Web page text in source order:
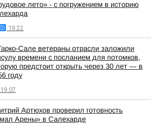
лето» - с погружением в историю
19:22
Сале ветераны отрасли заложили
времени с посланием для потомков,
предстоит открыть через 30 лет — в
году
19:07
Артюхов проверил готовность
Арены» в Салехарде